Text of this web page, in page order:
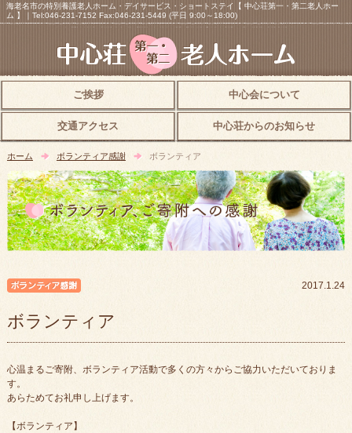
海老名市の特別養護老人ホーム・デイサービス・ショートステイ【 中心荘第一・第二老人ホー
ム 】｜Tel:046-231-7152 Fax:046-231-5449 (平日 9:00～18:00)
ご挨拶 中心会について
交通アクセス 中心荘からのお知らせ
ホーム ボランティア感謝 ボランティア
2017.1.24
ボランティア
心温まるご寄附、ボランティア活動で多くの方々からご協力いただいておりま
す。
あらためてお礼申し上げます。
【ボランティア】